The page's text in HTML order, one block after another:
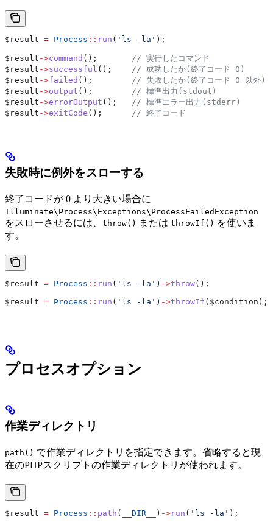
$result = Process :: run ( 'ls -la' );
$result ->command ();
// 実行したコマンド
$result ->successful ();
// 成功したか(終了コード 0)
$result ->failed ();
// 失敗したか(終了コード 0 以外)
$result ->output ();
// 標準出力(stdout)
$result ->errorOutput ();
// 標準エラー出力(stderr)
$result ->exitCode (); // 終了コード
失敗時に例外をスローする
終了コードが 0 より大きい場合に
Illuminate\Process\Exceptions\ProcessFailedException
をスローさせるには、 throw() または throwIf() を使いま
す。
$result = Process :: run ( 'ls -la' ) ->throw();
$result = Process :: run ( 'ls -la' ) ->throwIf ( $condition );
プロセスオプション
作業ディレクトリ
path() で作業ディレクトリを指定できます。省略すると現
在のPHPスクリプトの作業ディレクトリが使われます。
$result = Process :: path ( __DIR__ ) ->run ( 'ls -la' );